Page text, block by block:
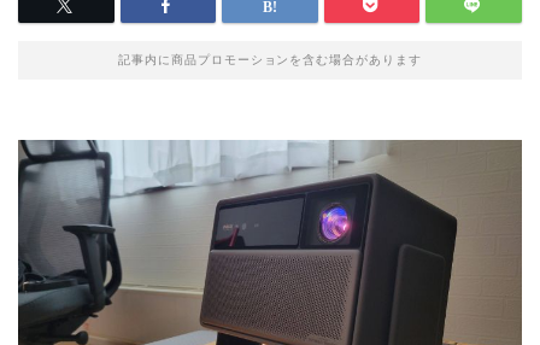
記事内に商品プロモーションを含む場合があります